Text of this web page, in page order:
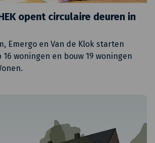
opent circulaire deuren in
Emergo en Van de Klok starten
woningen en bouw 19 woningen